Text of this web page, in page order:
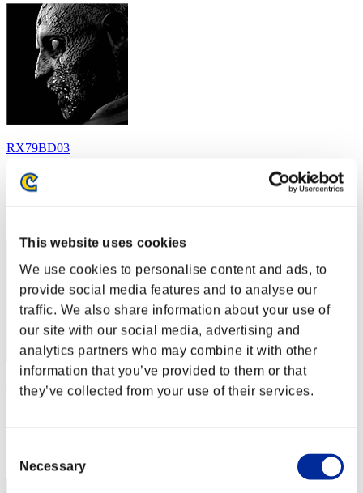
This website uses cookies
We use cookies to personalise content and ads, to
provide social media features and to analyse our
traffic. We also share information about your use of
our site with our social media, advertising and
analytics partners who may combine it with other
information that you’ve provided to them or that
they’ve collected from your use of their services.
Selection
Necessary
RX79BD03
スコア:300434
RANK
daniibear84